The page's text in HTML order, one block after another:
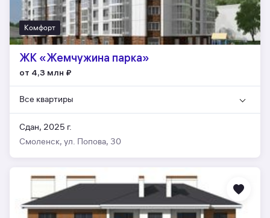
Комфорт
ЖК «Жемчужина парка»
от 4,3 млн ₽
Все квартиры
Сдан, 2025 г.
Смоленск, ул. Попова, 30